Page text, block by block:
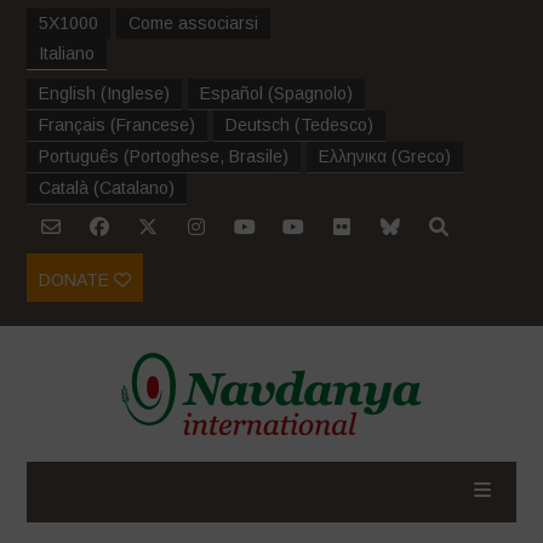
5X1000
Come associarsi
Italiano
English (Inglese) Español (Spagnolo)
Français (Francese) Deutsch (Tedesco)
Português (Portoghese, Brasile) Ελληνικα (Greco)
Català (Catalano)
DONATE